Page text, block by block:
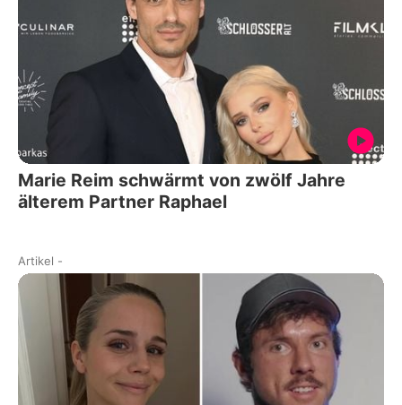
Marie Reim schwärmt von zwölf Jahre
älterem Partner Raphael
Artikel -